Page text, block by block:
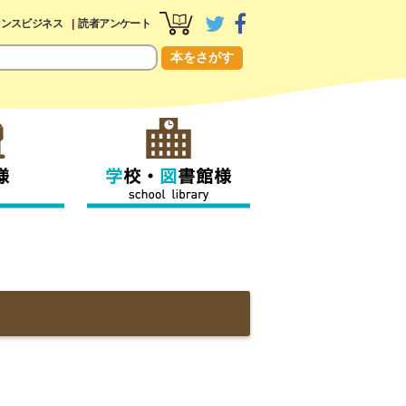
スビジネス 読者アンケート
本をさがす